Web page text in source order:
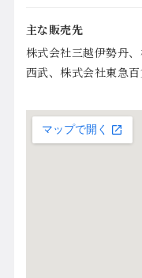
主な販売先
株式会社三越伊勢丹
西武、株式会社東急